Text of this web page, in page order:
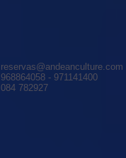
reservas@andeanculture.com
968864058 - 971141400
084 782927